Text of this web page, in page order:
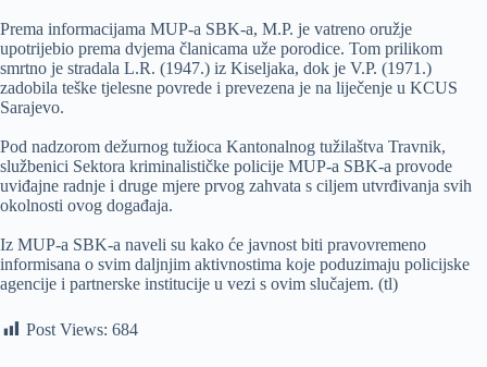
Prema informacijama MUP-a SBK-a, M.P. je vatreno oružje
upotrijebio prema dvjema članicama uže porodice. Tom prilikom
smrtno je stradala L.R. (1947.) iz Kiseljaka, dok je V.P. (1971.)
zadobila teške tjelesne povrede i prevezena je na liječenje u KCUS
Sarajevo.
Pod nadzorom dežurnog tužioca Kantonalnog tužilaštva Travnik,
službenici Sektora kriminalističke policije MUP-a SBK-a provode
uviđajne radnje i druge mjere prvog zahvata s ciljem utvrđivanja svih
okolnosti ovog događaja.
Iz MUP-a SBK-a naveli su kako će javnost biti pravovremeno
informisana o svim daljnjim aktivnostima koje poduzimaju policijske
agencije i partnerske institucije u vezi s ovim slučajem. (tl)
Post Views: 684